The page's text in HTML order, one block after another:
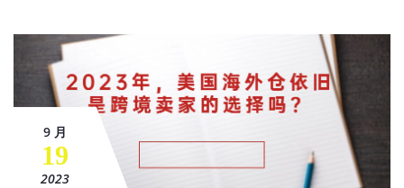
9 月
19
2023